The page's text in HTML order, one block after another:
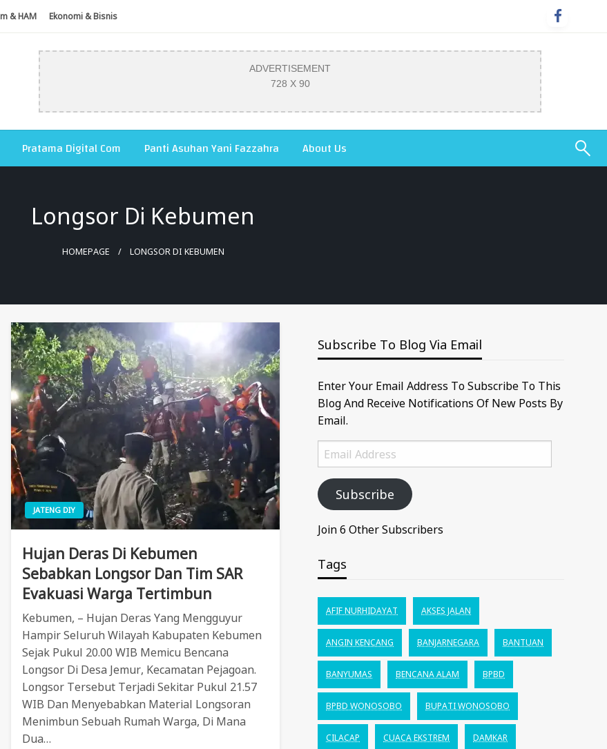
& HAM Ekonomi & Bisnis
ADVERTISEMENT
728 X 90
Pratama Digital Com Panti Asuhan Yani Fazzahra About Us
Longsor Di Kebumen
HOMEPAGE LONGSOR DI KEBUMEN
JATENG DIY
Hujan Deras Di Kebumen
Sebabkan Longsor Dan Tim SAR
Evakuasi Warga Tertimbun
Kebumen, – Hujan Deras Yang Mengguyur
Hampir Seluruh Wilayah Kabupaten Kebumen
Sejak Pukul 20.00 WIB Memicu Bencana
Longsor Di Desa Jemur, Kecamatan Pejagoan.
Longsor Tersebut Terjadi Sekitar Pukul 21.57
WIB Dan Menyebabkan Material Longsoran
Menimbun Sebuah Rumah Warga, Di Mana
Dua…
Subscribe To Blog Via Email
Enter Your Email Address To Subscribe To This
Blog And Receive Notifications Of New Posts By
Email.
Email
Address
Subscribe
Join 6 Other Subscribers
Tags
AFIF NURHIDAYAT AKSES JALAN
ANGIN KENCANG BANJARNEGARA BANTUAN
BANYUMAS BENCANA ALAM BPBD
BPBD WONOSOBO BUPATI WONOSOBO
CILACAP CUACA EKSTREM DAMKAR